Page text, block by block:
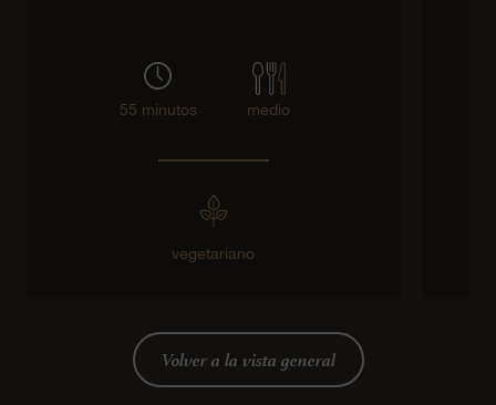
55 minutos medio
vegetariano
Volver a la vista general